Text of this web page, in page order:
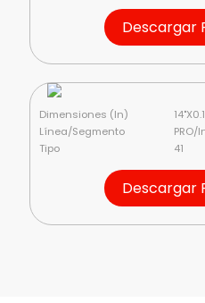
Descargar
Dimensiones (In)
Línea/Segmento
PRO/
Tipo
41
Descargar